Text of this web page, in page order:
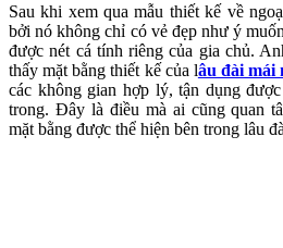
Sau khi xem qua mẫu thiết kế về
bởi nó không chỉ có vẻ đẹp như ý
được nét cá tính riêng của gia chủ.
thấy mặt bằng thiết kế của lâu đài mái
các không gian hợp lý, tận dụng
trong. Đây là điều mà ai cũng quan
mặt bằng được thể hiện bên trong lâu